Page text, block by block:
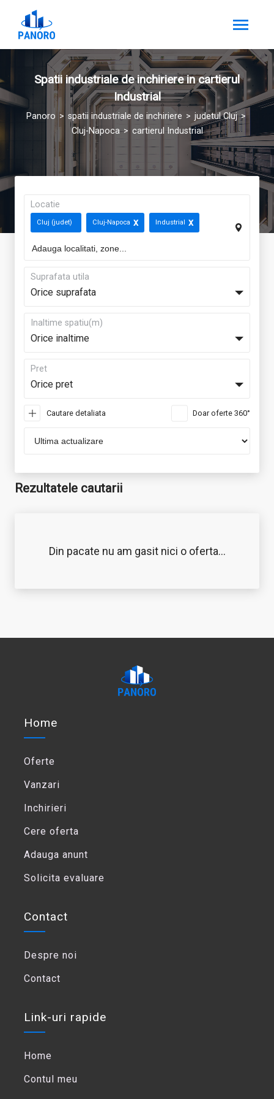
Spatii industriale de inchiriere in cartierul
Industrial
Panoro spatii industriale de inchiriere
judetul Cluj
Cluj-Napoca
cartierul Industrial
Locatie
Cluj (judet) Cluj-Napoca Industrial
Suprafata utila
Orice suprafata
Inaltime spatiu(m)
Orice inaltime
Pret
Orice pret
Doar oferte 360°
Cautare detaliata
Rezultatele cautarii
Din pacate nu am gasit nici o oferta...
Home
Oferte
Vanzari
Inchirieri
Cere oferta
Adauga anunt
Solicita evaluare
Contact
Despre noi
Contact
Link-uri rapide
Home
Contul meu